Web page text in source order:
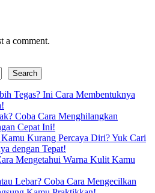
a comment.
Search
Tegas? Ini Cara Membentuknya
Coba Cara Menghilangkan
Cepat Ini!
Kurang Percaya Diri? Yuk Cari
dengan Tepat!
Mengetahui Warna Kulit Kamu
Lebar? Coba Cara Mengecilkan